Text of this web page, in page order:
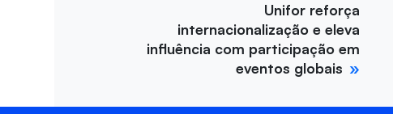
Unifor reforça
internacionalização e eleva
influência com participação em
eventos globais